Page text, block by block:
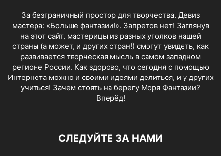
За безграничный простор для творчества. Девиз
мастера: «Больше фантазии!». Запретов нет! Заглянув
на этот сайт, мастерицы из разных уголков нашей
страны (а может, и других стран!) смогут увидеть, как
развивается творческая мысль в самом западном
регионе России. Как здорово, что сегодня с помощью
Интернета можно и своими идеями делиться, и у других
учиться! Зачем стоять на берегу Моря Фантазии?
Вперёд!
СЛЕДУЙТЕ ЗА НАМИ